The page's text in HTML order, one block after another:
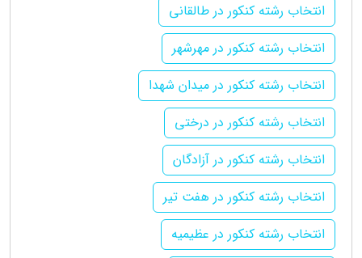
انتخاب رشته کنکور در طالقانی
انتخاب رشته کنکور در مهرشهر
انتخاب رشته کنکور در میدان شهدا
انتخاب رشته کنکور در درختی
انتخاب رشته کنکور در آزادگان
انتخاب رشته کنکور در هفت تیر
انتخاب رشته کنکور در عظیمیه